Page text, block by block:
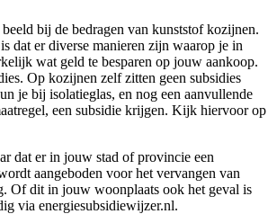
beeld bij de bedragen van kunststof kozijnen.
dat er diverse manieren zijn waarop je in
wat geld te besparen op jouw aankoop.
Op kozijnen zelf zitten geen subsidies
je bij isolatieglas, en nog een aanvullende
een subsidie krijgen. Kijk hiervoor op
dat er in jouw stad of provincie een
aangeboden voor het vervangen van
Of dit in jouw woonplaats ook het geval is
via energiesubsidiewijzer.nl.